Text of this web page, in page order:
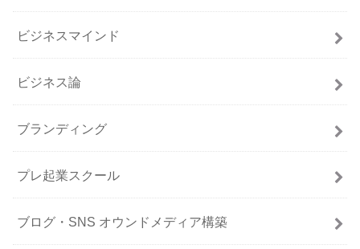
ビジネスマインド
ビジネス論
ブランディング
プレ起業スクール
ブログ・SNS オウンドメディア構築